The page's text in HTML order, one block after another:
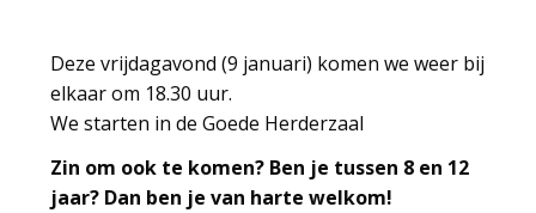
Deze vrijdagavond (9 januari) komen we weer bij
elkaar om 18.30 uur.
We starten in de Goede Herderzaal
Zin om ook te komen? Ben je tussen 8 en 12
jaar? Dan ben je van harte welkom!